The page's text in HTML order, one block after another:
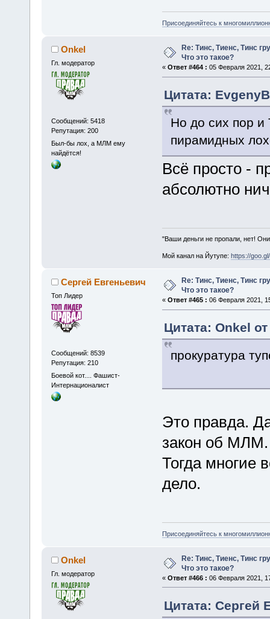
Присоединяйтесь к
Onkel
Гл. модератор
Сообщений: 5418
Репутация: 200
Был-бы лох, а МЛМ ему
найдётся!
Re: Тинс, Тиенс, Тинс
Что это такое?
« Ответ #464 : 05 Февраля 2021,
Цитата:
Но до сих пор и
пирамидных
Всё просто -
абсолютно
"Ваши деньги не пропали, нет!
Мой канал на Йутупе: https://
Сергей Евгеньевич
Топ Лидер
Сообщений: 8539
Репутация: 210
Боевой кот.... Фашист-
Интернационалист
Re: Тинс, Тиенс, Тинс
Что это такое?
« Ответ #465 : 06 Февраля 2021,
Цитата: Onkel
прокуратура
Это правда.
закон об МЛМ.
Тогда многие
дело.
Присоединяйтесь к
Onkel
Гл. модератор
Re: Тинс, Тиенс, Тинс
Что это такое?
« Ответ #466 : 06 Февраля 2021,
Цитата: Сергей